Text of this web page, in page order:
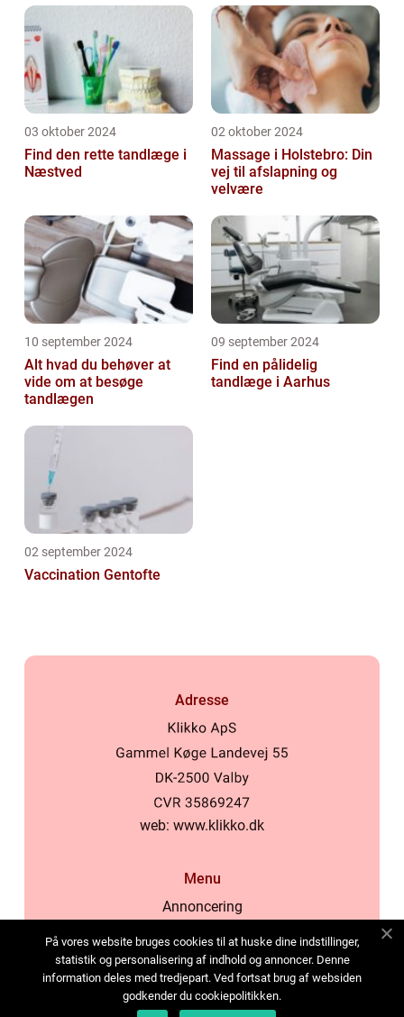
03 oktober 2024
Find den rette tandlæge i
Næstved
02 oktober 2024
Massage i Holstebro: Din
vej til afslapning og
velvære
10 september 2024
Alt hvad du behøver at
vide om at besøge
tandlægen
09 september 2024
Find en pålidelig
tandlæge i Aarhus
02 september 2024
Vaccination Gentofte
Adresse
web: www.klikko.dk
Menu
Annoncering
Cookies
Kontakt os
Sitemap
På vores website bruges cookies til at huske dine indstillinger,
statistik og personalisering af indhold og annoncer. Denne
information deles med tredjepart. Ved fortsat brug af websiden
godkender du cookiepolitikken.